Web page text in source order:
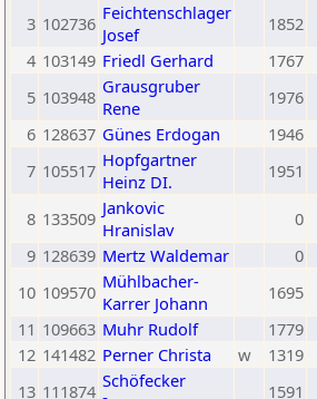
3 102736 Feichtenschlager
Josef
1852
4 103149 Friedl Gerhard 1767
5 103948 Grausgruber
Rene
1976
6 128637 Günes Erdogan 1946
7 105517 Hopfgartner
Heinz DI.
1951
8 133509 Jankovic
Hranislav
0
9 128639 Mertz Waldemar 0
10 109570 Mühlbacher-
Karrer Johann
1695
11 109663 Muhr Rudolf 1779
12 141482 Perner Christa w 1319
13 111874 Schöfecker
1591